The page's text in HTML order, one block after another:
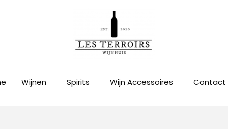
Wijnen Spirits Wijn Accessoires Contact